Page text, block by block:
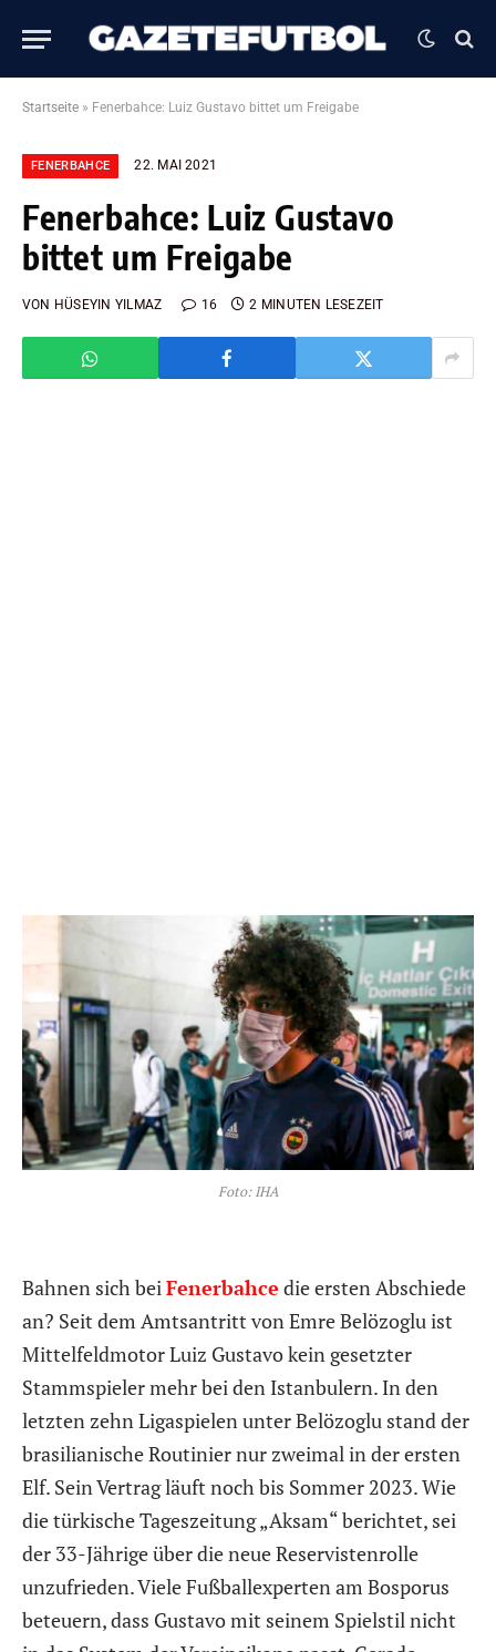
Startseite » Fenerbahce: Luiz Gustavo bittet um Freigabe
FENERBAHCE 22. MAI 2021
Fenerbahce: Luiz Gustavo
bittet um Freigabe
VON HÜSEYIN YILMAZ 16 2 MINUTEN LESEZEIT
Foto: IHA
Bahnen sich bei Fenerbahce die ersten Abschiede
an? Seit dem Amtsantritt von Emre Belözoglu ist
Mittelfeldmotor Luiz Gustavo kein gesetzter
Stammspieler mehr bei den Istanbulern. In den
letzten zehn Ligaspielen unter Belözoglu stand der
brasilianische Routinier nur zweimal in der ersten
Elf. Sein Vertrag läuft noch bis Sommer 2023. Wie
die türkische Tageszeitung „Aksam“ berichtet, sei
der 33-Jährige über die neue Reservistenrolle
unzufrieden. Viele Fußballexperten am Bosporus
beteuern, dass Gustavo mit seinem Spielstil nicht